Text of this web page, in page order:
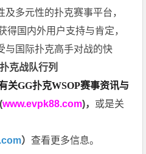
多元性的扑克赛事平台，
得国内外用户支持与肯定，
与国际扑克高手对战的快
克战队行列
关GG扑克WSOP赛事资讯与
www.evpk88.com)， 或是关
）查看更多信息。